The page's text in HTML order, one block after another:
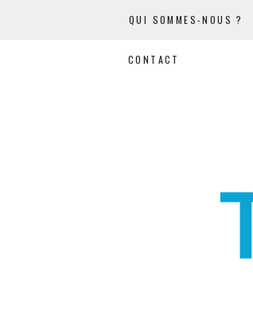
QUI SOMMES-NOUS ?
CONTACT